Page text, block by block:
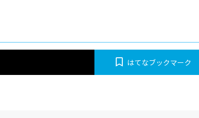
はてなブックマーク